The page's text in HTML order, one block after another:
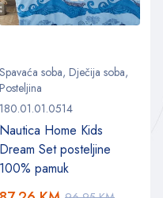
Spavaća soba, Dječija soba,
Posteljina
180.01.01.0514
Nautica Home Kids
Dream Set posteljine
100% pamuk